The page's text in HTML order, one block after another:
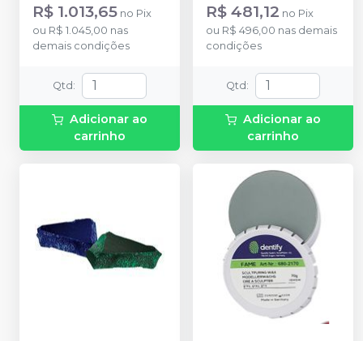
R$ 1.013,65 no Pix
ou R$ 1.045,00 nas
demais condições
Qtd :
Adicionar ao
carrinho
R$ 481,12 no Pix
ou R$ 496,00 nas demais
condições
Qtd :
Adicionar ao
carrinho